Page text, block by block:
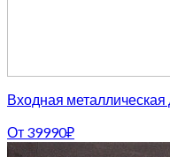
Входная
От 39990₽